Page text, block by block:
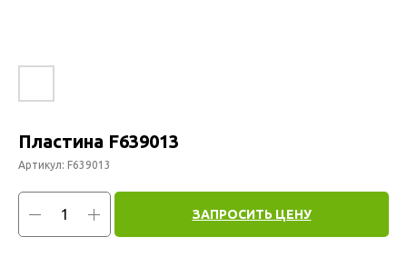
Пластина F639013
Артикул: F639013
ЗАПРОСИТЬ ЦЕНУ